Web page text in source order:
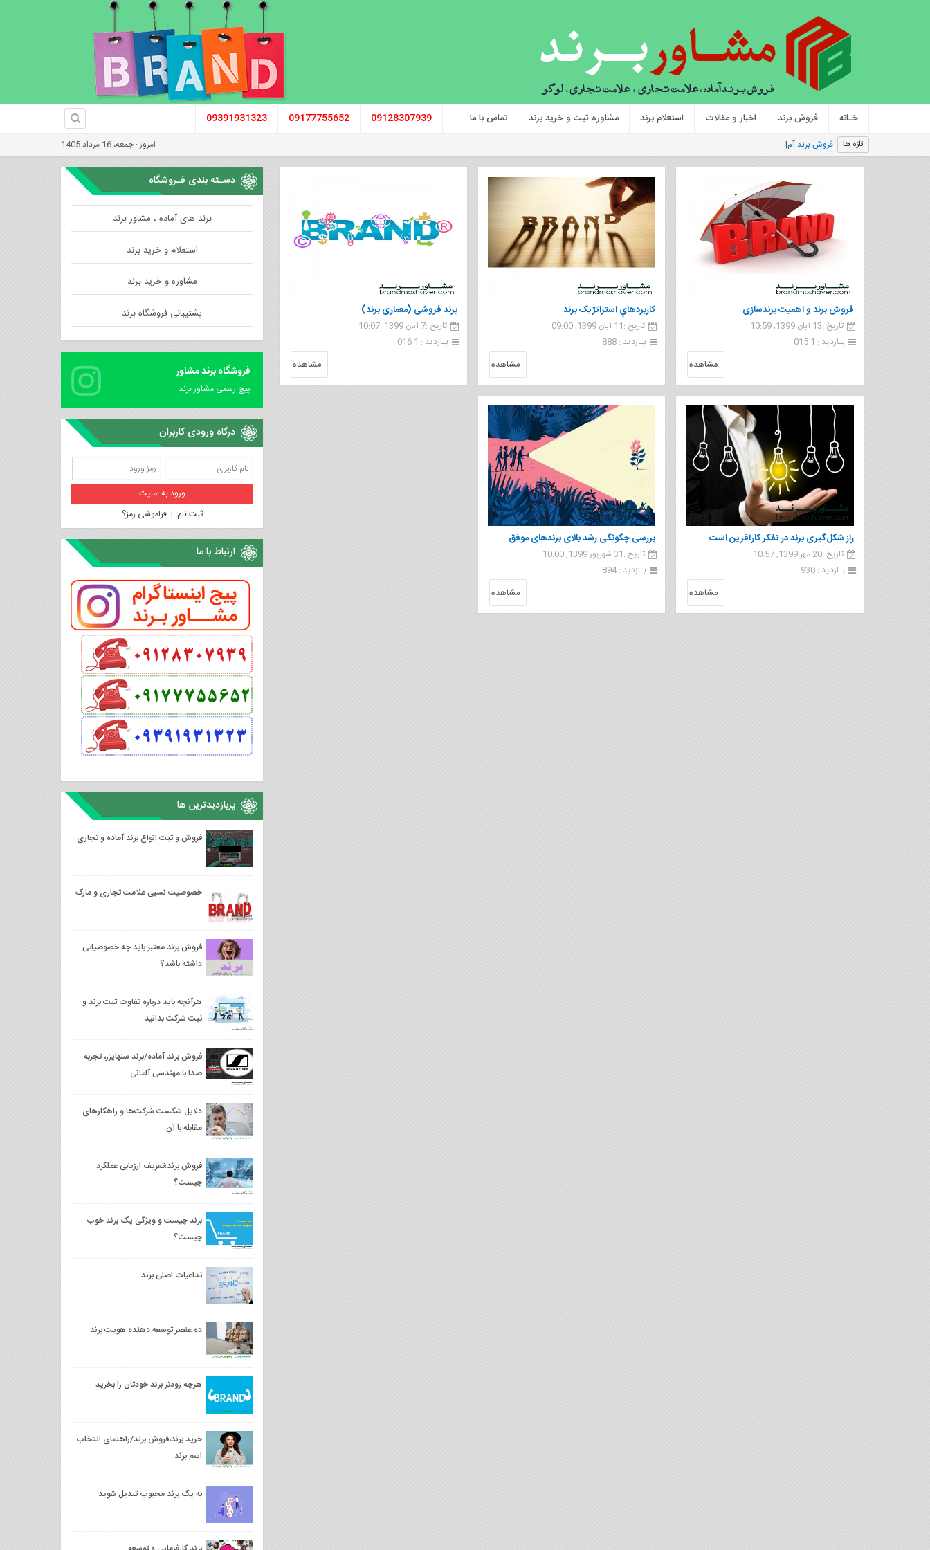
خـانه فروش برند اخبار و مقالات استعلام برند مشاوره ثبت و خرید برند تماس با ما 09128307939
09177755652
09391931323
تازه ها فروش برند آماده،۷ روش‌ استفاد امروز : جمعه، 16 مرداد 1405
فروش برند و اهمیت برندسازی
تاریخ :13 آبان 1399, 10:59
بـازدید : 1 015
مشاهده
کاربردهاي استراتژيک برند
تاریخ :11 آبان 1399, 09:00
بـازدید : 888
مشاهده
برند فروشی (معماری برند)
تاریخ :7 آبان 1399, 10:07
بـازدید : 1 016
مشاهده
راز شکل‌گیری برند در تفکر کارآفرین است
تاریخ :20 مهر 1399, 10:57
بـازدید : 930
مشاهده
بررسی چگونگی رشد بالای برندهای موفق
تاریخ :31 شهریور 1399, 10:00
بـازدید : 894
مشاهده
دسـته بندی فـروشگاه
برند های آماده ، مشاور برند
استعلام و خرید برند
مشاوره و خرید برند
پشتیبانی فروشگاه برند
فروشگاه برند مشاور
پیچ رسمی مشاور برند
درگاه ورودی کاربران
ثبت نام |فراموشی رمز؟
ارتباط با ما
پربازدیدترین ها
فروش و ثبت انواع برند آماده و تجاری
خصوصیت نسبی علامت تجاری و مارک
فروش برند معتبر باید چه خصوصیاتی
داشته باشد؟
هرآنچه باید درباره تفاوت ثبت برند و
ثبت شرکت بدانید
فروش برند آماده/برند سنهایزر، تجربه
صدا با مهندسی آلمانی
دلایل شکست شرکت‌ها و راهکارهای
مقابله با آن
فروش برند؛تعریف ارزیابی عملکرد
چیست؟
برند چیست و ویژگی یک برند خوب
چیست؟
تداعیات اصلی برند
ده عنصر توسعه دهنده هویت برند
هرچه زودتر برند خودتان را بخرید
خرید برند،فروش برند/راهنمای انتخاب
اسم برند
به یک برند محبوب تبدیل شوید